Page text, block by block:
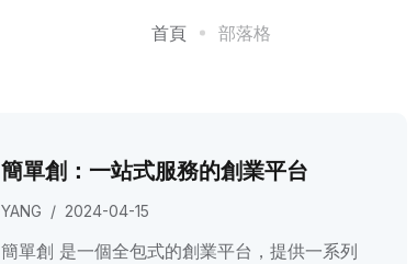
首頁 部落格
簡單創：一站式服務的創業平台
YANG / 2024-04-15
簡單創 是一個全包式的創業平台，提供一系列